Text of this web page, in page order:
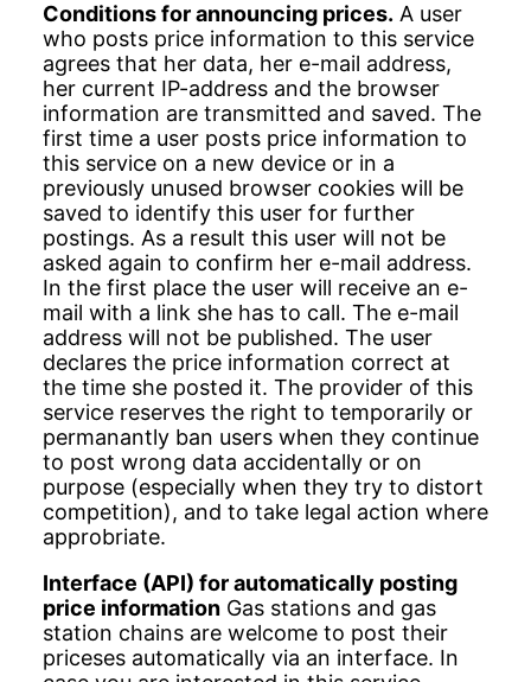
Conditions for announcing prices. A user
who posts price information to this service
agrees that her data, her e-mail address,
her current IP-address and the browser
information are transmitted and saved. The
first time a user posts price information to
this service on a new device or in a
previously unused browser cookies will be
saved to identify this user for further
postings. As a result this user will not be
asked again to confirm her e-mail address.
In the first place the user will receive an e-
mail with a link she has to call. The e-mail
address will not be published. The user
declares the price information correct at
the time she posted it. The provider of this
service reserves the right to temporarily or
permanantly ban users when they continue
to post wrong data accidentally or on
purpose (especially when they try to distort
competition), and to take legal action where
approbriate.
Interface (API) for automatically posting
price information Gas stations and gas
station chains are welcome to post their
priceses automatically via an interface. In